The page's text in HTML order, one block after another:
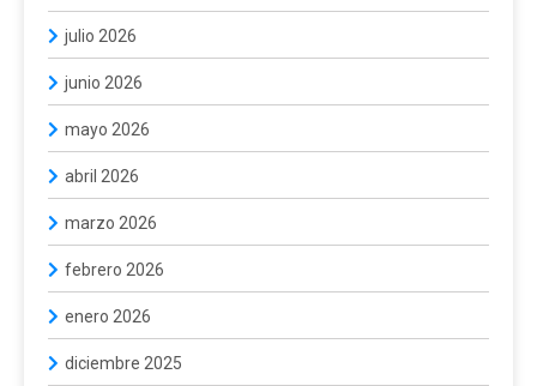
julio 2026
junio 2026
mayo 2026
abril 2026
marzo 2026
febrero 2026
enero 2026
diciembre 2025